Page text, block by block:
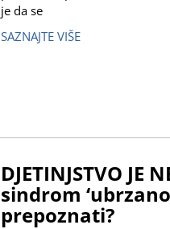
je da se
SAZNAJTE VIŠE
DJETINJSTVO JE
sindrom
prepoznati?